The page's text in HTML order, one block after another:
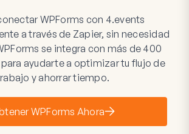
WPForms con 4.events
a través de Zapier, sin necesidad
se integra con más de 400
ayudarte a optimizar tu flujo de
y ahorrar tiempo.
WPForms Ahora